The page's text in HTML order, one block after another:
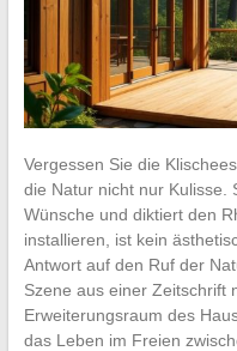
Vergessen Sie die
die Natur nicht nur Kulisse.
Wünsche und diktiert den
installieren, ist kein
Antwort auf den Ruf der
Szene aus einer Zeitschrift
Erweiterungsraum des
das Leben im Freien